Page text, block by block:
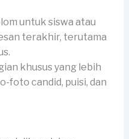
untuk siswa atau
terakhir, terutama
khusus yang lebih
foto candid, puisi, dan